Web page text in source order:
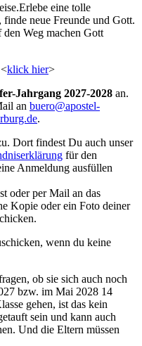
eine tolle
finde neue Freunde und Gott.
Weg machen Gott
klick hier>
Jahrgang 2027-2028 an.
an buero@apostel-
.
Dort findest Du auch unser
für den
Anmeldung ausfüllen
oder per Mail an das
Kopie oder ein Foto deiner
wenn du keine
ob sie sich auch noch
bzw. im Mai 2028 14
gehen, ist das kein
sein und kann auch
Und die Eltern müssen